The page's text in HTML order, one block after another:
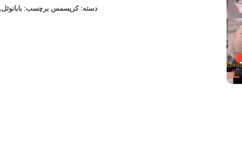
دسته:کریسمس برچسب: بابانوئل,